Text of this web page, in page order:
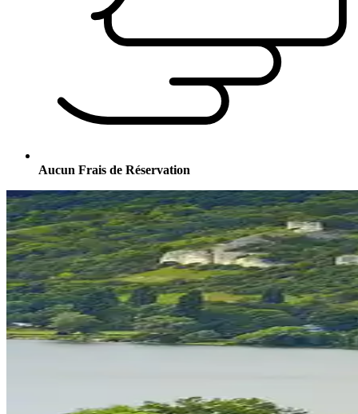
Aucun Frais de Réservation